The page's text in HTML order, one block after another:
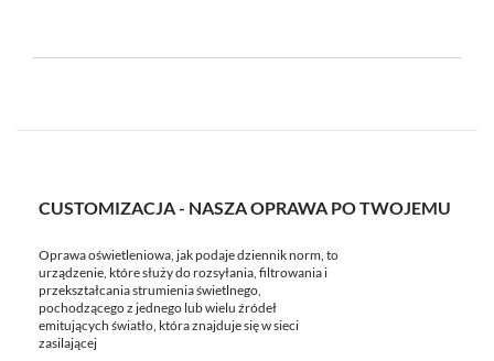
CUSTOMIZACJA - NASZA OPRAWA PO TWOJEMU
Oprawa oświetleniowa, jak podaje dziennik norm, to
urządzenie, które służy do rozsyłania, filtrowania i
przekształcania strumienia świetlnego,
pochodzącego z jednego lub wielu źródeł
emitujących światło, która znajduje się w sieci
zasilającej